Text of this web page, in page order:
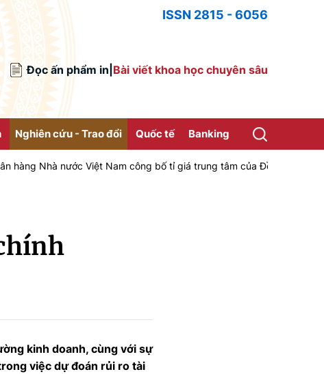
ISSN 2815 - 6056
Đọc ấn phẩm in Bài viết khoa học chuyên sâu
Nghiên cứu - Trao đổi Quốc tế Banking
nước Việt Nam công bố tỉ giá trung tâm của Đồng Việt Nam với
kinh doanh, cùng với sự
việc dự đoán rủi ro tài